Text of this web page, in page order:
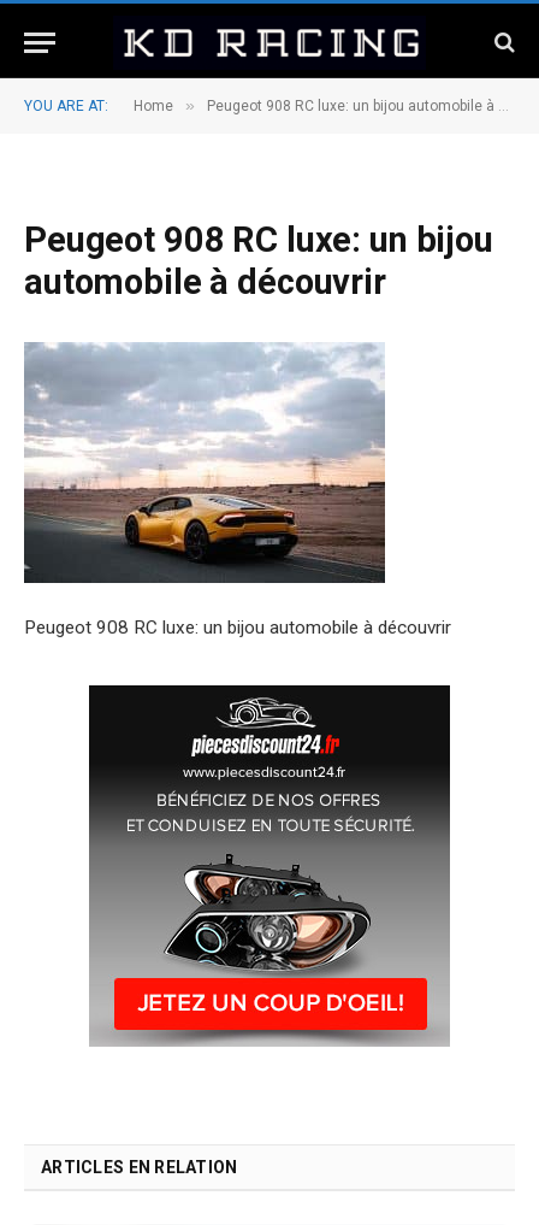
YOU ARE AT: Home » Peugeot 908 RC luxe: un bijou automobile à découvrir
Peugeot 908 RC luxe: un bijou
automobile à découvrir
Peugeot 908 RC luxe: un bijou automobile à découvrir
ARTICLES EN RELATION